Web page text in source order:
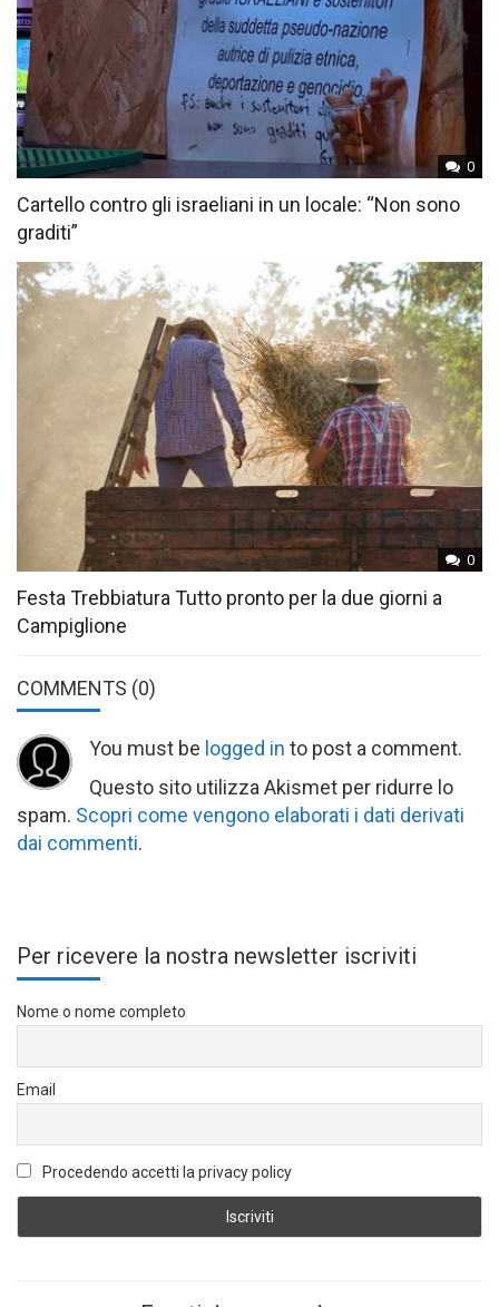
0
Cartello contro gli israeliani in un locale: “Non sono
graditi”
0
Festa Trebbiatura Tutto pronto per la due giorni a
Campiglione
COMMENTS (0)
You must be logged in to post a comment.
Questo sito utilizza Akismet per ridurre lo
spam. Scopri come vengono elaborati i dati derivati
dai commenti.
Per ricevere la nostra newsletter iscriviti
Nome o nome completo
Email
Procedendo accetti la privacy policy